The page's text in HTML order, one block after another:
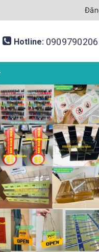
Hotline: 0909790206